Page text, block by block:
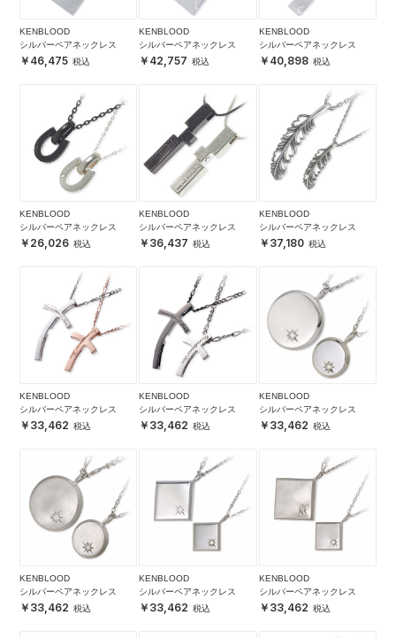
KENBLOOD
シルバーペアネックレス
46,475
KENBLOOD
シルバーペアネックレス
42,757
KENBLOOD
シルバーペアネックレス
40,898
KENBLOOD
シルバーペアネックレス
26,026
KENBLOOD
シルバーペアネックレス
36,437
KENBLOOD
シルバーペアネックレス
37,180
KENBLOOD
シルバーペアネックレス
33,462
KENBLOOD
シルバーペアネックレス
33,462
KENBLOOD
シルバーペアネックレス
33,462
KENBLOOD
シルバーペアネックレス
33,462
KENBLOOD
シルバーペアネックレス
33,462
KENBLOOD
シルバーペアネックレス
33,462